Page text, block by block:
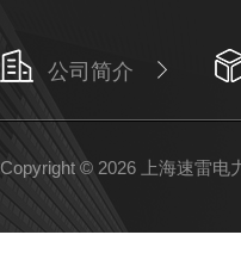
公司简介
Copyright © 2026 上海速雷